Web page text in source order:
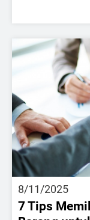
8/11/2025
7 Tips